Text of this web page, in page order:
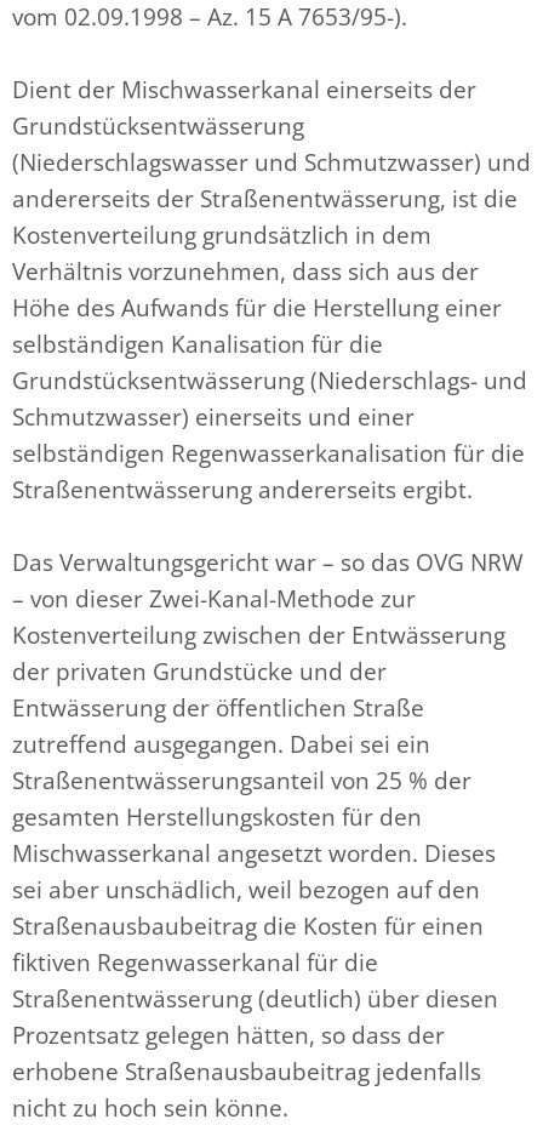
vom 02.09.1998 – Az. 15 A 7653/95-).
Dient der Mischwasserkanal einerseits der
Grundstücksentwässerung
(Niederschlagswasser und Schmutzwasser) und
andererseits der Straßenentwässerung, ist die
Kostenverteilung grundsätzlich in dem
Verhältnis vorzunehmen, dass sich aus der
Höhe des Aufwands für die Herstellung einer
selbständigen Kanalisation für die
Grundstücksentwässerung (Niederschlags- und
Schmutzwasser) einerseits und einer
selbständigen Regenwasserkanalisation für die
Straßenentwässerung andererseits ergibt.
Das Verwaltungsgericht war – so das OVG NRW
– von dieser Zwei-Kanal-Methode zur
Kostenverteilung zwischen der Entwässerung
der privaten Grundstücke und der
Entwässerung der öffentlichen Straße
zutreffend ausgegangen. Dabei sei ein
Straßenentwässerungsanteil von 25 % der
gesamten Herstellungskosten für den
Mischwasserkanal angesetzt worden. Dieses
sei aber unschädlich, weil bezogen auf den
Straßenausbaubeitrag die Kosten für einen
fiktiven Regenwasserkanal für die
Straßenentwässerung (deutlich) über diesen
Prozentsatz gelegen hätten, so dass der
erhobene Straßenausbaubeitrag jedenfalls
nicht zu hoch sein könne.